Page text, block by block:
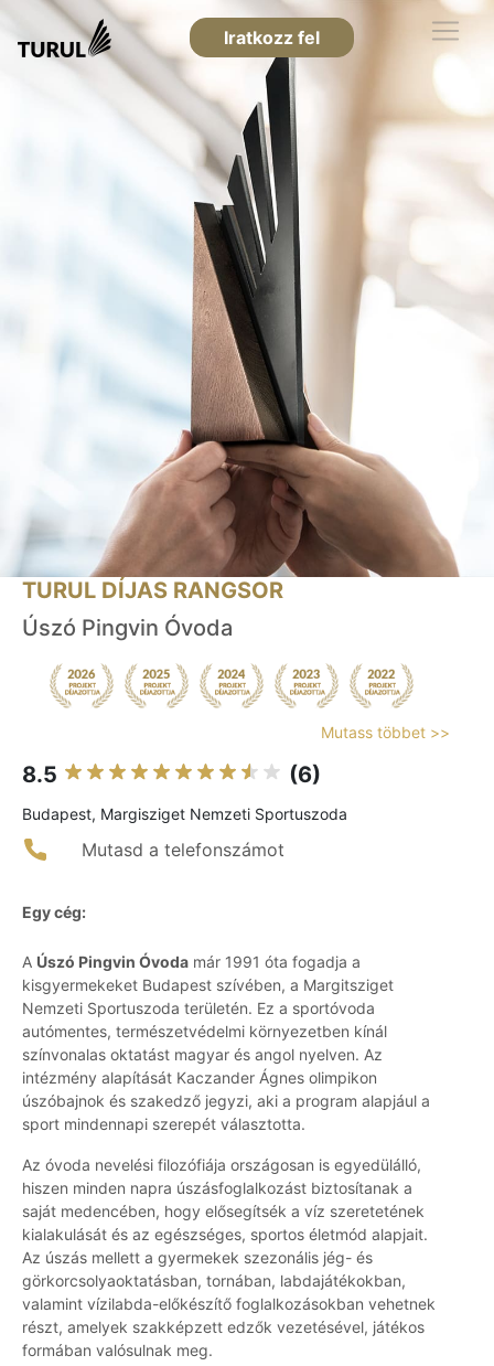
Iratkozz fel
TURUL DÍJAS RANGSOR
Úszó Pingvin Óvoda
Mutass többet >>
8.5 (6)
Budapest, Margisziget Nemzeti Sportuszoda
Mutasd a telefonszámot
Egy cég:
A Úszó Pingvin Óvoda már 1991 óta fogadja a
kisgyermekeket Budapest szívében, a Margitsziget
Nemzeti Sportuszoda területén. Ez a sportóvoda
autómentes, természetvédelmi környezetben kínál
színvonalas oktatást magyar és angol nyelven. Az
intézmény alapítását Kaczander Ágnes olimpikon
úszóbajnok és szakedző jegyzi, aki a program alapjául a
sport mindennapi szerepét választotta.
Az óvoda nevelési filozófiája országosan is egyedülálló,
hiszen minden napra úszásfoglalkozást biztosítanak a
saját medencében, hogy elősegítsék a víz szeretetének
kialakulását és az egészséges, sportos életmód alapjait.
Az úszás mellett a gyermekek szezonális jég- és
görkorcsolyaoktatásban, tornában, labdajátékokban,
valamint vízilabda-előkészítő foglalkozásokban vehetnek
részt, amelyek szakképzett edzők vezetésével, játékos
formában valósulnak meg.